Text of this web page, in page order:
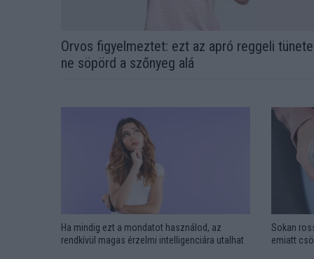
Orvos figyelmeztet: ezt az apró reggeli
ne söpörd a szőnyeg alá
Ha mindig ezt a mondatot használod, az
rendkívül magas érzelmi intelligenciára utalhat
Sokan
emiatt